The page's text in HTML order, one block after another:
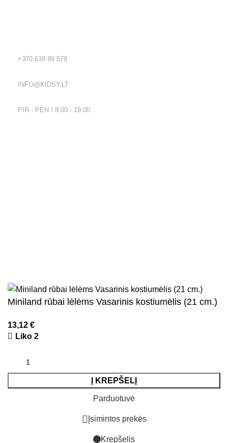
+370 638 89 578
INFO@KIDSY.LT
PIR - PEN / 8:00 - 19:00
Miniland rūbai lėlėms Vasarinis kostiumėlis (21 cm.)
13,12 €
Liko 2
Į KREPŠELĮ
Parduotuvė
Įsimintos prekės
Krepšelis